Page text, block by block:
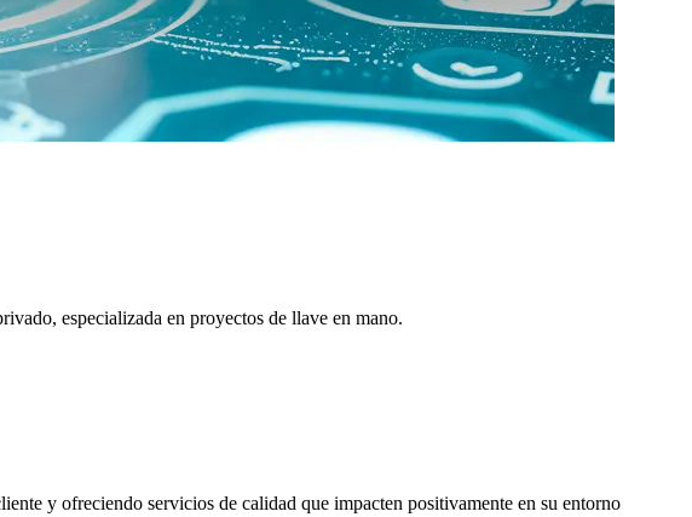
especializada en proyectos de llave en mano.
y ofreciendo servicios de calidad que impacten positivamente en su entorno